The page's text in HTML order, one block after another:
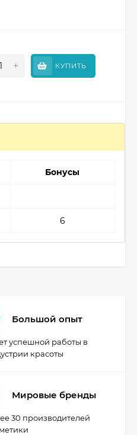
+ КУПИТЬ
Бонусы
6
Большой опыт
успешной работы в
красоты
Мировые бренды
30 производителей